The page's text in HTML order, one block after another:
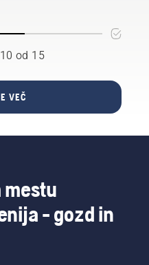
od 15
VEČ
mestu
- gozd in